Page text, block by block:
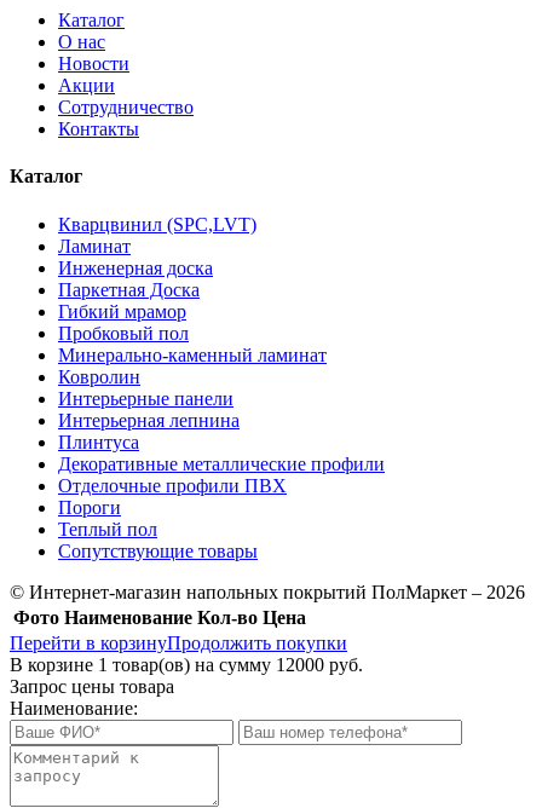
Каталог
О нас
Новости
Акции
Сотрудничество
Контакты
Каталог
Кварцвинил (SPC,LVT)
Ламинат
Инженерная доска
Паркетная Доска
Гибкий мрамор
Пробковый пол
Минерально-каменный ламинат
Ковролин
Интерьерные панели
Интерьерная лепнина
Плинтуса
Декоративные металлические профили
Отделочные профили ПВХ
Пороги
Теплый пол
Сопутствующие товары
© Интернет-магазин напольных покрытий ПолМаркет – 2026
Фото Наименование Кол-во Цена
Перейти в корзинуПродолжить покупки
В корзине 1 товар(ов) на сумму 12000 руб.
Запрос цены товара
Наименование: